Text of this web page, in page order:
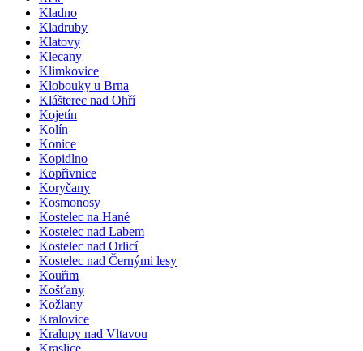
Kladno
Kladruby
Klatovy
Klecany
Klimkovice
Klobouky u Brna
Klášterec nad Ohří
Kojetín
Kolín
Konice
Kopidlno
Kopřivnice
Koryčany
Kosmonosy
Kostelec na Hané
Kostelec nad Labem
Kostelec nad Orlicí
Kostelec nad Černými lesy
Kouřim
Košťany
Kožlany
Kralovice
Kralupy nad Vltavou
Kraslice